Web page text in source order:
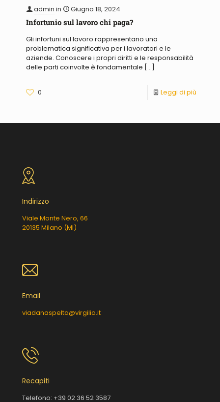
admin in Giugno 18, 2024
Infortunio sul lavoro chi paga?
Gli infortuni sul lavoro rappresentano una
problematica significativa per i lavoratori e le
aziende. Conoscere i propri diritti e le responsabilità
delle parti coinvolte è fondamentale […]
0 Leggi di più
Indirizzo
Viale Monte Nero, 66
20135 Milano (MI)
Email
viadanaspelta@virgilio.it
Recapiti
Telefono: +39 02 36 52 3587